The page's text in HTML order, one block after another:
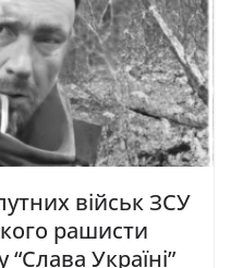
військ ЗСУ
рашисти
Україні”